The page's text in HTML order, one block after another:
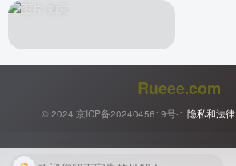
Rueee.com
© 2024 京ICP备2024045619号-1 隐私和法律